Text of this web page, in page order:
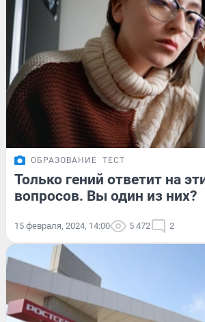
ОБРАЗОВАНИЕ ТЕСТ
Только гений ответит на
вопросов. Вы один из них?
15 февраля, 2024, 14:00 5 472 2